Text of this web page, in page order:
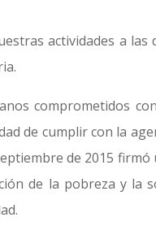
actividades a las
comprometidos
de cumplir con la
de 2015
de la pobreza y la